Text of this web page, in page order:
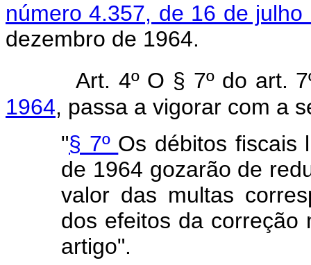
número 4.357, de 16 de julho
dezembro de 1964.
Art. 4º O § 7º do art.
1964, passa a vigorar com a
"§ 7º Os débitos fiscais
de 1964 gozarão de
valor das multas
dos efeitos da correção
artigo".